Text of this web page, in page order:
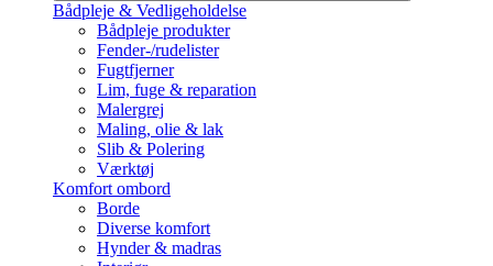
Bådpleje & Vedligeholdelse
Bådpleje produkter
Fender-/rudelister
Fugtfjerner
Lim, fuge & reparation
Malergrej
Maling, olie & lak
Slib & Polering
Værktøj
Komfort ombord
Borde
Diverse komfort
Hynder & madras